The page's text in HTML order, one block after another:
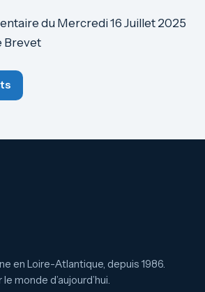
du Mercredi 16 Juillet 2025
Brevet
en Loire-Atlantique, depuis 1986.
monde d’aujourd’hui.